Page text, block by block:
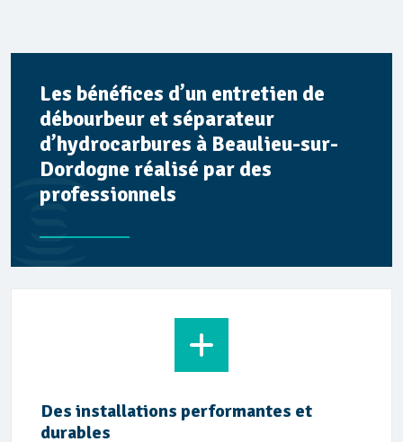
Les bénéfices d’un entretien de
débourbeur et séparateur
d’hydrocarbures à Beaulieu-sur-
Dordogne réalisé par des
professionnels
Des installations performantes et
durables